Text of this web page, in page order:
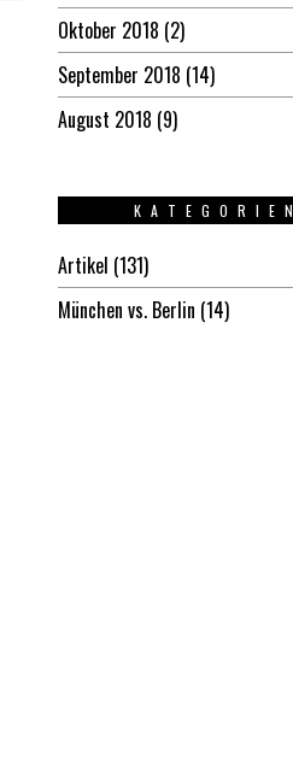
Oktober 2018 (2)
September 2018 (14)
August 2018 (9)
KATEGORIEN
Artikel (131)
München vs. Berlin (14)